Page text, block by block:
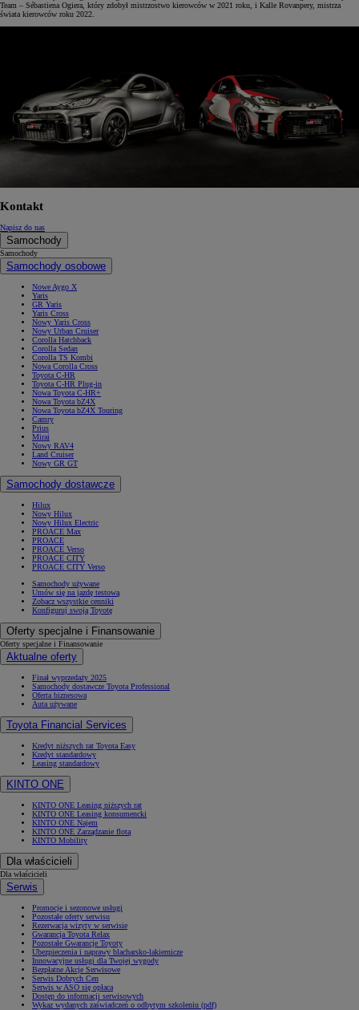
Team – Sébastiena Ogiera, który zdobył mistrzostwo kierowców w 2021 roku, i Kalle Rovanpery, mistrza
świata kierowców roku 2022.
Kontakt
Napisz do nas
Samochody
Samochody
Samochody osobowe
Nowe Aygo X
Yaris
GR Yaris
Yaris Cross
Nowy Yaris Cross
Nowy Urban Cruiser
Corolla Hatchback
Corolla Sedan
Corolla TS Kombi
Nowa Corolla Cross
Toyota C-HR
Toyota C-HR Plug-in
Nowa Toyota C-HR+
Nowa Toyota bZ4X
Nowa Toyota bZ4X Touring
Camry
Prius
Mirai
Nowy RAV4
Land Cruiser
Nowy GR GT
Samochody dostawcze
Hilux
Nowy Hilux
Nowy Hilux Electric
PROACE Max
PROACE
PROACE Verso
PROACE CITY
PROACE CITY Verso
Samochody używane
Umów się na jazdę testową
Zobacz wszystkie cenniki
Konfiguruj swoją Toyotę
Oferty specjalne i Finansowanie
Oferty specjalne i Finansowanie
Aktualne oferty
Finał wyprzedaży 2025
Samochody dostawcze Toyota Professional
Oferta biznesowa
Auta używane
Toyota Financial Services
Kredyt niższych rat Toyota Easy
Kredyt standardowy
Leasing standardowy
KINTO ONE
KINTO ONE Leasing niższych rat
KINTO ONE Leasing konsumencki
KINTO ONE Najem
KINTO ONE Zarządzanie flotą
KINTO Mobility
Dla właścicieli
Dla właścicieli
Serwis
Promocje i sezonowe usługi
Pozostałe oferty serwisu
Rezerwacja wizyty w serwisie
Gwarancja Toyota Relax
Pozostałe Gwarancje Toyoty
Ubezpieczenia i naprawy blacharsko-lakiernicze
Innowacyjne usługi dla Twojej wygody
Bezpłatne Akcje Serwisowe
Serwis Dobrych Cen
Serwis w ASO się opłaca
Dostęp do informacji serwisowych
Wykaz wydanych zaświadczeń o odbytym szkoleniu (pdf)